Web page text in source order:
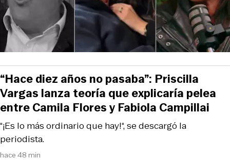
hace 48 min
“¡Es lo más ordinario que hay!“, se descargó la
periodista.
“Hace diez años no pasaba”: Priscilla
Vargas lanza teoría que explicaría pelea
entre Camila Flores y Fabiola Campillai